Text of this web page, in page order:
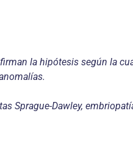
la hipótesis según la
Sprague-Dawley,